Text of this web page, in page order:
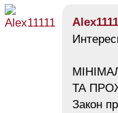
ТА
Закон